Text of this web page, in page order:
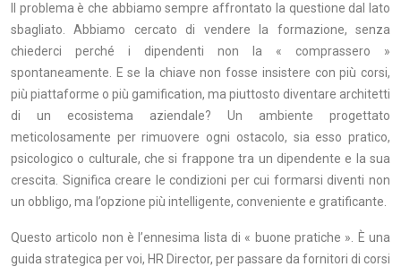
Il problema è che abbiamo sempre affrontato la questione dal lato
sbagliato. Abbiamo cercato di vendere la formazione, senza
chiederci perché i dipendenti non la « comprassero »
spontaneamente. E se la chiave non fosse insistere con più corsi,
più piattaforme o più gamification, ma piuttosto diventare architetti
di un ecosistema aziendale? Un ambiente progettato
meticolosamente per rimuovere ogni ostacolo, sia esso pratico,
psicologico o culturale, che si frappone tra un dipendente e la sua
crescita. Significa creare le condizioni per cui formarsi diventi non
un obbligo, ma l’opzione più intelligente, conveniente e gratificante.
Questo articolo non è l’ennesima lista di « buone pratiche ». È una
guida strategica per voi, HR Director, per passare da fornitori di corsi